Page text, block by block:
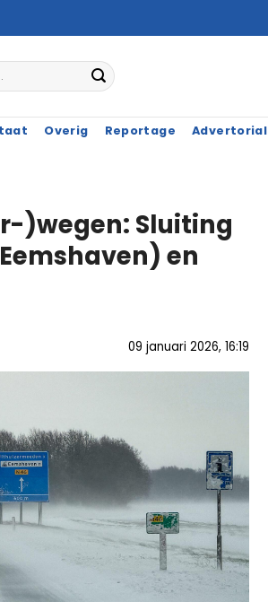
Overig Reportage Advertorial
)wegen: Sluiting
en
09 januari 2026, 16:19